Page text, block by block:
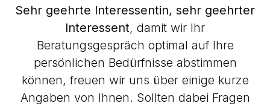
Sehr geehrte Interessentin, sehr geehrter
Interessent, damit wir Ihr
Beratungsgespräch optimal auf Ihre
persönlichen Bedürfnisse abstimmen
können, freuen wir uns über einige kurze
Angaben von Ihnen. Sollten dabei Fragen